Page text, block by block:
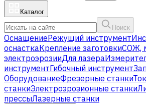
Каталог
Поиск
ОснащениеРежущий инструмент
оснасткаКрепление заготовкиСОЖ,
электроэрозииДля лазера
инструментГибочный инструмент
ОборудованиеФрезерные станки
станкиЭлектроэрозионные станки
прессыЛазерные станки